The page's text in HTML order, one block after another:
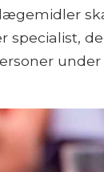
specialist,
under